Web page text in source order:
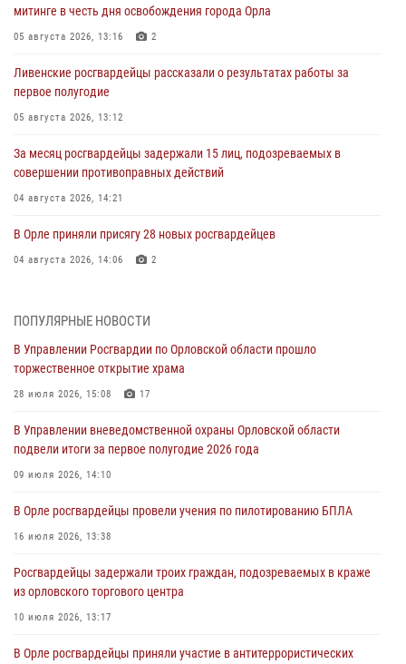
митинге в честь дня освобождения города Орла
05 августа 2026, 13:16 2
Ливенские росгвардейцы рассказали о результатах работы за
первое полугодие
05 августа 2026, 13:12
За месяц росгвардейцы задержали 15 лиц, подозреваемых в
совершении противоправных действий
04 августа 2026, 14:21
В Орле приняли присягу 28 новых росгвардейцев
04 августа 2026, 14:06 2
предоставлении госуслуг
Росгвардейцы обеспечили безопасность во время празднования
Дня ВДВ
В Орле росгвардейцы приняли участие в учениях на избирательном
участке
Жительница Мценска сдала в Росгвардию незарегистрированное
31 июля 2026, 13:16
ПОПУЛЯРНЫЕ НОВОСТИ
В Управлении Росгвардии по Орловской области прошло
торжественное открытие храма
28 июля 2026, 15:08 17
В Управлении вневедомственной охраны Орловской области
подвели итоги за первое полугодие 2026 года
09 июля 2026, 14:10
В Орле росгвардейцы провели учения по пилотированию БПЛА
16 июля 2026, 13:38
Росгвардейцы задержали троих граждан, подозреваемых в краже
из орловского торгового центра
10 июля 2026, 13:17
В Орле росгвардейцы приняли участие в антитеррористических